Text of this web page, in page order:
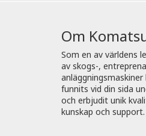
Om
Som en av världens
av skogs-,
funnits vid din sida
och erbjudit unik
kunskap och support.